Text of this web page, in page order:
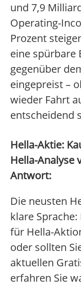
und 7,9
Operating-
Prozent
eine spürbare
gegenüber
eingepreist –
wieder Fahrt
entscheidend
Hella-Aktie:
Hella-Analyse
Antwort:
Die neusten
klare
für Hella-
oder sollten
aktuellen
erfahren Sie